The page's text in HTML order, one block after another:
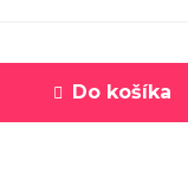
Do košíka